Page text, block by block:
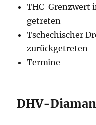
THC-Grenzwert
getreten
Tschechischer
zurückgetreten
Termine
DHV-